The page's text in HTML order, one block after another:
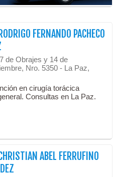
FERNANDO PACHECO
de Obrajes y 14 de
Nro. 5350 - La Paz,
en cirugía torácica
Consultas en La Paz.
ABEL FERRUFINO